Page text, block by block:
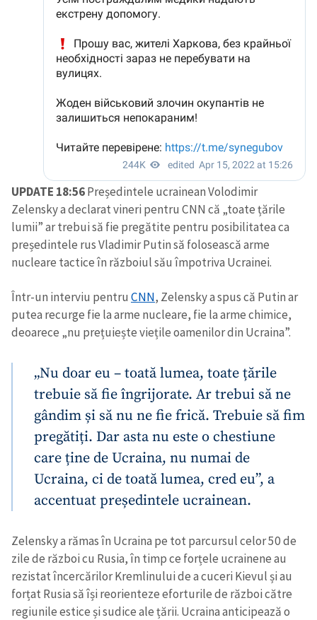
Trimite o informație
Despre ZdG
in English
на русском
UPDATE 18:56Președintele ucrainean Volodimir
Zelensky a declarat vineri pentru CNN că „toate țările
lumii” ar trebui să fie pregătite pentru posibilitatea ca
președintele rus Vladimir Putin să folosească arme
nucleare tactice în războiul său împotriva Ucrainei.
Într-un interviu pentru CNN, Zelensky a spus că Putin ar
putea recurge fie la arme nucleare, fie la arme chimice,
deoarece „nu prețuiește viețile oamenilor din Ucraina”.
„Nu doar eu – toată lumea, toate țările
trebuie să fie îngrijorate. Ar trebui să ne
gândim și să nu ne fie frică. Trebuie să fim
pregătiți. Dar asta nu este o chestiune
care ține de Ucraina, nu numai de
Ucraina, ci de toată lumea, cred eu”, a
accentuat președintele ucrainean.
Zelensky a rămas în Ucraina pe tot parcursul celor 50 de
zile de război cu Rusia, în timp ce forțele ucrainene au
rezistat încercărilor Kremlinului de a cuceri Kievul și au
forțat Rusia să își reorienteze eforturile de război către
regiunile estice și sudice ale țării. Ucraina anticipează o